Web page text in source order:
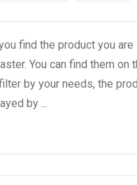
find the product you are
You can find them on
by your needs, the
by